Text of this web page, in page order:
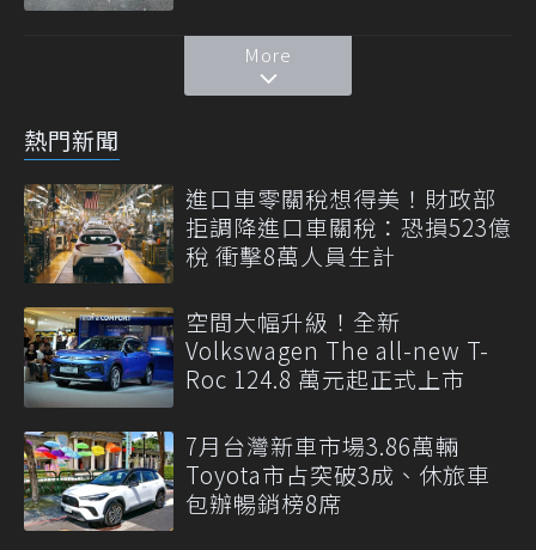
More
熱門新聞
進口車零關稅想得美！財政部
拒調降進口車關稅：恐損523億
稅 衝擊8萬人員生計
空間大幅升級！全新
Volkswagen The all-new T-
Roc 124.8 萬元起正式上市
7月台灣新車市場3.86萬輛
Toyota市占突破3成、休旅車
包辦暢銷榜8席